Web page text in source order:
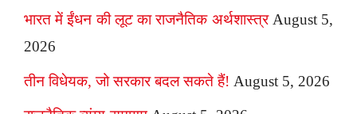
भारत में ईंधन की लूट का राजनैतिक अर्थशास्त्र August 5,
2026
तीन विधेयक, जो सरकार बदल सकते हैं! August 5, 2026